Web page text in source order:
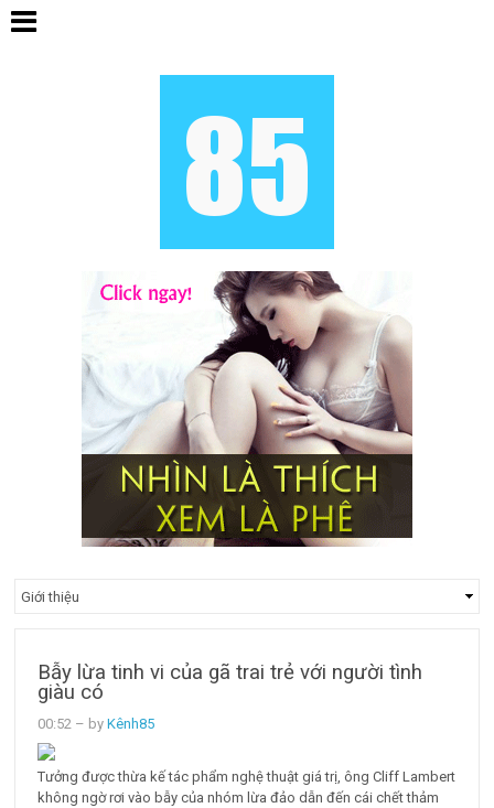
Bẫy lừa tinh vi của gã trai trẻ với người tình
giàu có
00:52 – byKênh85
Tưởng được thừa kế tác phẩm nghệ thuật giá trị, ông Cliff Lambert
không ngờ rơi vào bẫy của nhóm lừa đảo dẫn đến cái chết thảm